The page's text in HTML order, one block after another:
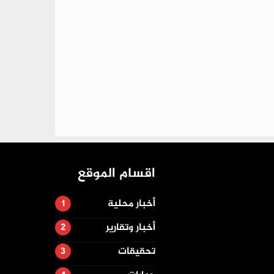
اقسام الموقع
أخبار محلية
أخبار وتقارير
تحقيقات